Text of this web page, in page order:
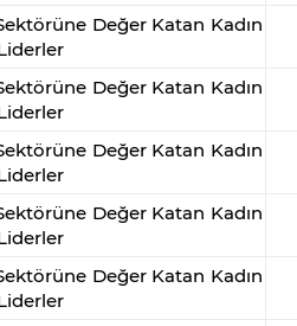
Değer Katan Kadın
Değer Katan Kadın
Değer Katan Kadın
Değer Katan Kadın
Değer Katan Kadın